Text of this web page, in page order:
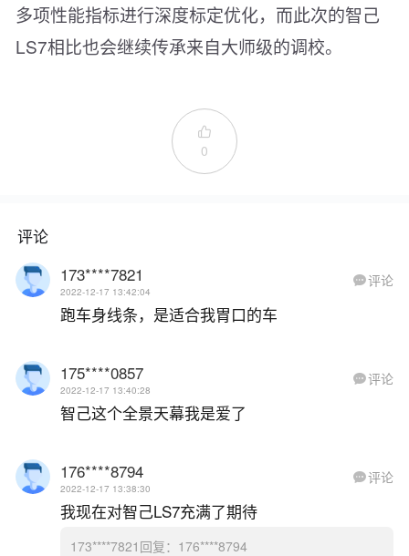
多项性能指标进行深度标定优化，而此次的智己
LS7相比也会继续传承来自大师级的调校。

0
评论
173****7821
2022-12-17 13:42:04
评论
跑车身线条，是适合我胃口的车
175****0857
2022-12-17 13:40:28
评论
智己这个全景天幕我是爱了
176****8794
2022-12-17 13:38:30
评论
我现在对智己LS7充满了期待
173****7821回复：176****8794